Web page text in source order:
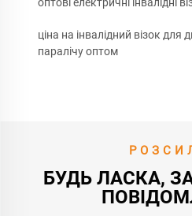
ціна на інвалідний візок
паралічу оптом
БУДЬ ЛАСКА,